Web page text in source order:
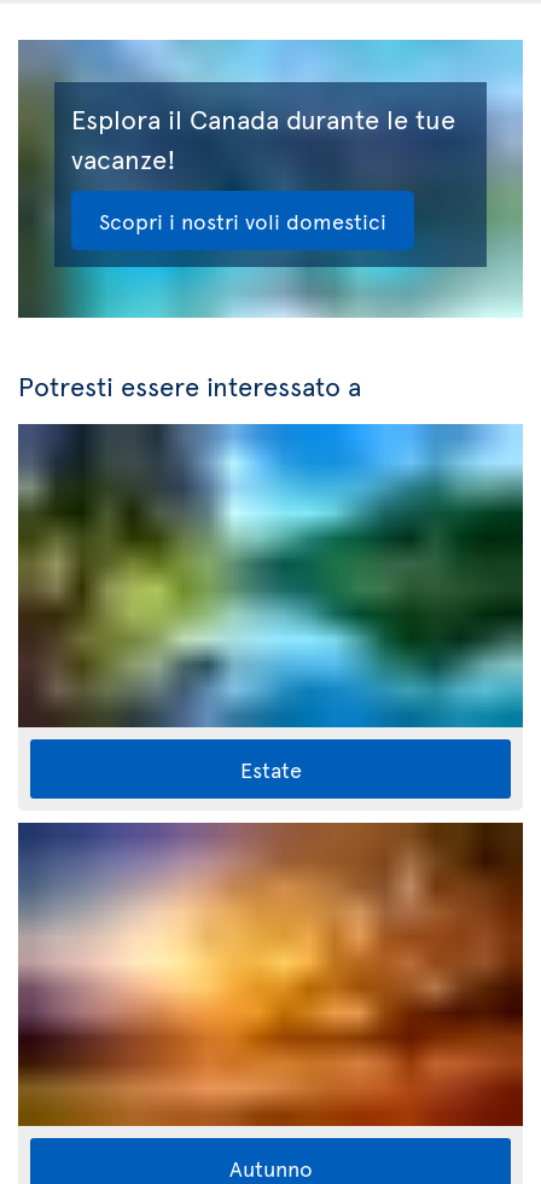
Esplora il Canada durante le tue
vacanze!
Scopri i nostri voli domestici
Potresti essere interessato a
Estate
Autunno